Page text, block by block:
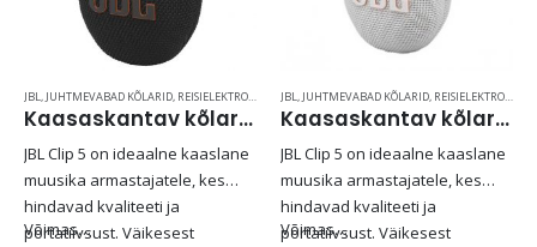
JBL, JUHTMEVABAD KÕLARID, REISIELEKTROONIKA
Kaasaskantav kõlar JBL Clip 5, IP67, must
JBL Clip 5 on ideaalne kaaslane
muusika armastajatele, kes
hindavad kvaliteeti ja
portatiivsust. Väikesest
Võimas…
JBL, JUHTMEVABAD KÕLARID, REISIELEKTROONIKA
Kaasaskantav kõlar JBL Clip 5, IP67, valge
JBL Clip 5 on ideaalne kaaslane
muusika armastajatele, kes
hindavad kvaliteeti ja
portatiivsust. Väikesest
Võimas…